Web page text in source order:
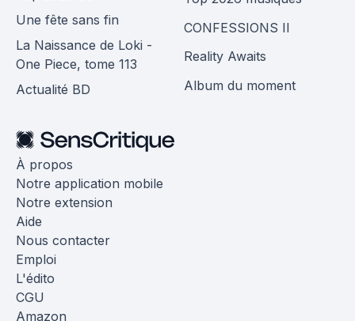
Une fête sans fin
La Naissance de Loki -
One Piece, tome 113
Actualité BD
CONFESSIONS II
Reality Awaits
Album du moment
À propos
Notre application mobile
Notre extension
Aide
Nous contacter
Emploi
L'édito
CGU
Amazon